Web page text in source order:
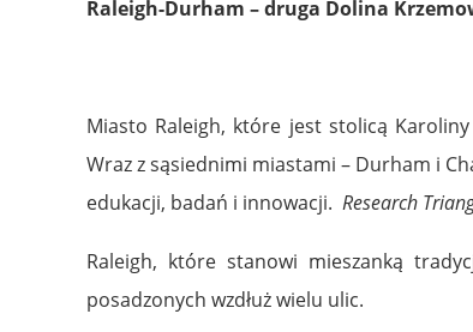
Raleigh-Durham – druga Dolina
Miasto Raleigh, które jest stolicą
Wraz z sąsiednimi miastami – Durham i
edukacji, badań i innowacji. Research
Raleigh, które stanowi mieszanką
posadzonych wzdłuż wielu ulic.